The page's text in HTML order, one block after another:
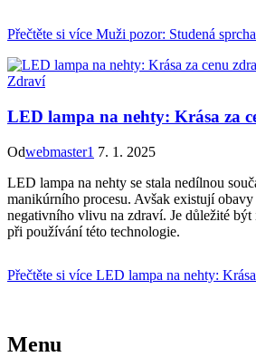
Přečtěte si více Muži pozor: Studená
Zdraví
LED lampa na nehty: Krása za
Odwebmaster1 7. 1. 2025
LED lampa na nehty se stala nedílnou
manikúrního procesu. Avšak existují
negativního vlivu na zdraví. Je důležité
při používání této technologie.
Přečtěte si více LED lampa na nehty:
Menu